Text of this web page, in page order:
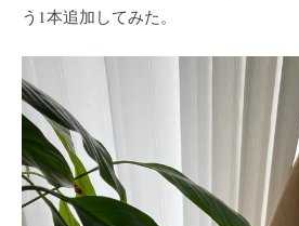
う1本追加してみた。